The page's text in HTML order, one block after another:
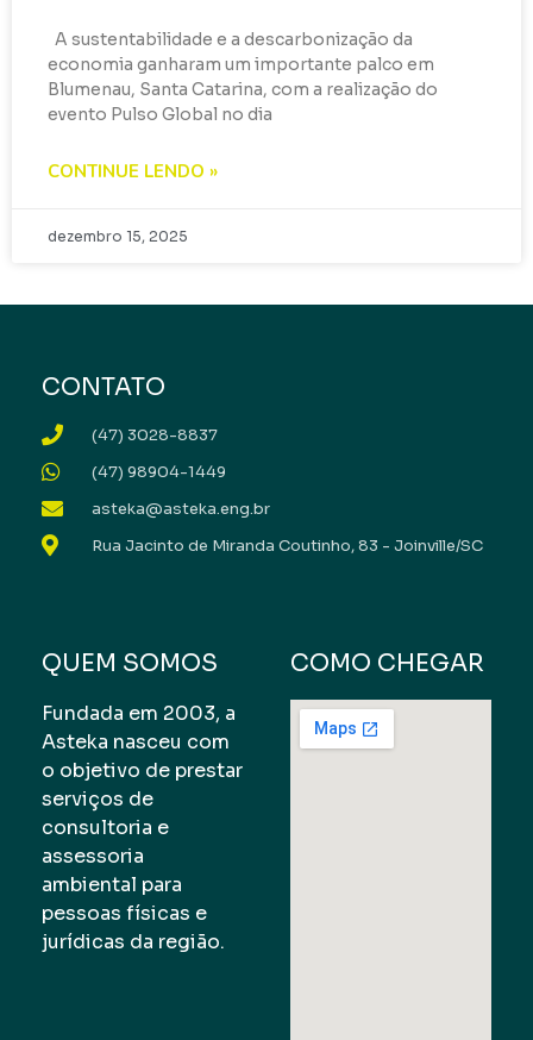
A sustentabilidade e a descarbonização da
economia ganharam um importante palco em
Blumenau, Santa Catarina, com a realização do
evento Pulso Global no dia
CONTINUE LENDO »
dezembro 15, 2025
CONTATO
(47) 3028-8837
(47) 98904-1449
asteka@asteka.eng.br
Rua Jacinto de Miranda Coutinho, 83 - Joinville/SC
QUEM SOMOS
Fundada em 2003, a
Asteka nasceu com
o objetivo de prestar
serviços de
consultoria e
assessoria
ambiental para
pessoas físicas e
jurídicas da região.
COMO CHEGAR